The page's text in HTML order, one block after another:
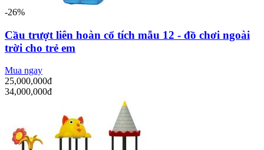
-26%
Cầu trượt liên hoàn cổ tích mẫu 12 - đồ chơi ngoài
trời cho trẻ em
Mua ngay
25,000,000đ
34,000,000đ